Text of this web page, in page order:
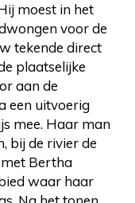
moest in het
voor de
tekende direct
plaatselijke
aan de
een uitvoerig
mee. Haar man
bij de rivier de
Bertha
waar haar